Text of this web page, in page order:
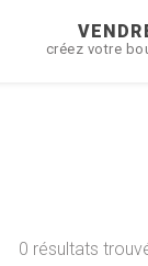
créez votre
0 résultats